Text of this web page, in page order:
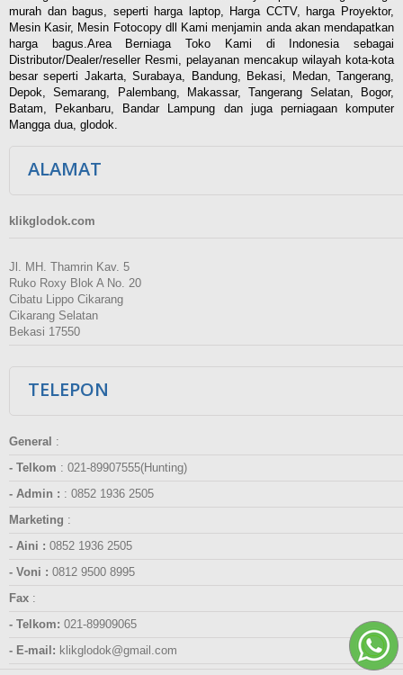
murah dan bagus, seperti harga laptop, Harga CCTV, harga Proyektor,
Mesin Kasir, Mesin Fotocopy dll Kami menjamin anda akan mendapatkan
harga bagus.Area Berniaga Toko Kami di Indonesia sebagai
Distributor/Dealer/reseller Resmi, pelayanan mencakup wilayah kota-kota
besar seperti Jakarta, Surabaya, Bandung, Bekasi, Medan, Tangerang,
Depok, Semarang, Palembang, Makassar, Tangerang Selatan, Bogor,
Batam, Pekanbaru, Bandar Lampung dan juga perniagaan komputer
Mangga dua, glodok.
ALAMAT
klikglodok.com
Jl. MH. Thamrin Kav. 5
Ruko Roxy Blok A No. 20
Cibatu Lippo Cikarang
Cikarang Selatan
Bekasi 17550
TELEPON
General :
- Telkom : 021-89907555(Hunting)
- Admin : : 0852 1936 2505
Marketing :
- Aini : 0852 1936 2505
- Voni : 0812 9500 8995
Fax :
- Telkom: 021-89909065
- E-mail: klikglodok@gmail.com